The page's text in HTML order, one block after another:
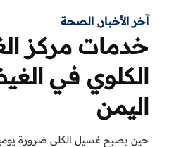
آخر الأخبار, الصحة
خدمات مركز
الكلوي في
اليمن
حين يصبح غسيل الكلى ضرورة